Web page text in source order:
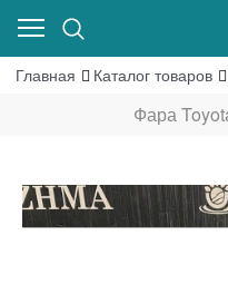
Главная Каталог товаров
Фара